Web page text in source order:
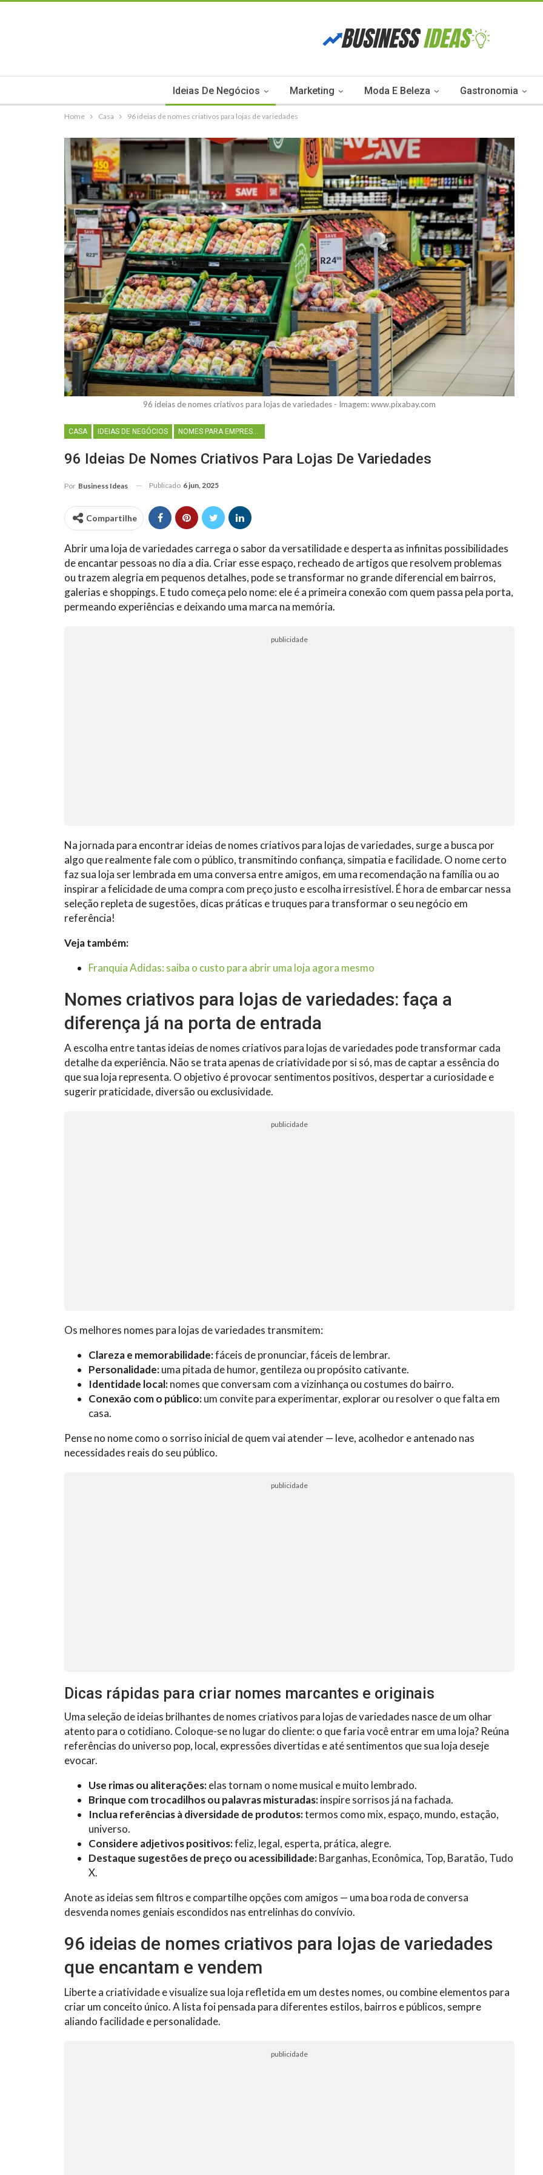
Ideias De Negócios Marketing Moda E Beleza Gastronomia
Home Casa 96 ideias de nomes criativos para lojas de variedades
96 ideias de nomes criativos para lojas de variedades - Imagem: www.pixabay.com
CASA IDEIAS DE NEGÓCIOS
96 Ideias De Nomes Criativos Para Lojas De Variedades
Por Business Ideas Publicado 6 jun, 2025
Compartilhe
Abrir uma loja de variedades carrega o sabor da versatilidade e desperta as infinitas possibilidades
de encantar pessoas no dia a dia. Criar esse espaço, recheado de artigos que resolvem problemas
ou trazem alegria em pequenos detalhes, pode se transformar no grande diferencial em bairros,
galerias e shoppings. E tudo começa pelo nome: ele é a primeira conexão com quem passa pela porta,
permeando experiências e deixando uma marca na memória.
publicidade
Na jornada para encontrar ideias de nomes criativos para lojas de variedades, surge a busca por
algo que realmente fale com o público, transmitindo confiança, simpatia e facilidade. O nome certo
faz sua loja ser lembrada em uma conversa entre amigos, em uma recomendação na família ou ao
inspirar a felicidade de uma compra com preço justo e escolha irresistível. É hora de embarcar nessa
seleção repleta de sugestões, dicas práticas e truques para transformar o seu negócio em
referência!
Veja também:
Franquia Adidas: saiba o custo para abrir uma loja agora mesmo
Nomes criativos para lojas de variedades: faça a
diferença já na porta de entrada
A escolha entre tantas ideias de nomes criativos para lojas de variedades pode transformar cada
detalhe da experiência. Não se trata apenas de criatividade por si só, mas de captar a essência do
que sua loja representa. O objetivo é provocar sentimentos positivos, despertar a curiosidade e
sugerir praticidade, diversão ou exclusividade.
publicidade
Os melhores nomes para lojas de variedades transmitem:
Clareza e memorabilidade:fáceis de pronunciar, fáceis de lembrar.
Personalidade:uma pitada de humor, gentileza ou propósito cativante.
Identidade local:nomes que conversam com a vizinhança ou costumes do bairro.
Conexão com o público:um convite para experimentar, explorar ou resolver o que falta em
casa.
Pense no nome como o sorriso inicial de quem vai atender — leve, acolhedor e antenado nas
necessidades reais do seu público.
publicidade
Dicas rápidas para criar nomes marcantes e originais
Uma seleção de ideias brilhantes de nomes criativos para lojas de variedades nasce de um olhar
atento para o cotidiano. Coloque-se no lugar do cliente: o que faria você entrar em uma loja? Reúna
referências do universo pop, local, expressões divertidas e até sentimentos que sua loja deseje
evocar.
Use rimas ou aliterações:elas tornam o nome musical e muito lembrado.
Brinque com trocadilhos ou palavras misturadas:inspire sorrisos já na fachada.
Inclua referências à diversidade de produtos:termos como mix, espaço, mundo, estação,
universo.
Considere adjetivos positivos:feliz, legal, esperta, prática, alegre.
Destaque sugestões de preço ou acessibilidade:Barganhas, Econômica, Top, Baratão, Tudo
X.
Anote as ideias sem filtros e compartilhe opções com amigos — uma boa roda de conversa
desvenda nomes geniais escondidos nas entrelinhas do convívio.
96 ideias de nomes criativos para lojas de variedades
que encantam e vendem
Liberte a criatividade e visualize sua loja refletida em um destes nomes, ou combine elementos para
criar um conceito único. A lista foi pensada para diferentes estilos, bairros e públicos, sempre
aliando facilidade e personalidade.
publicidade